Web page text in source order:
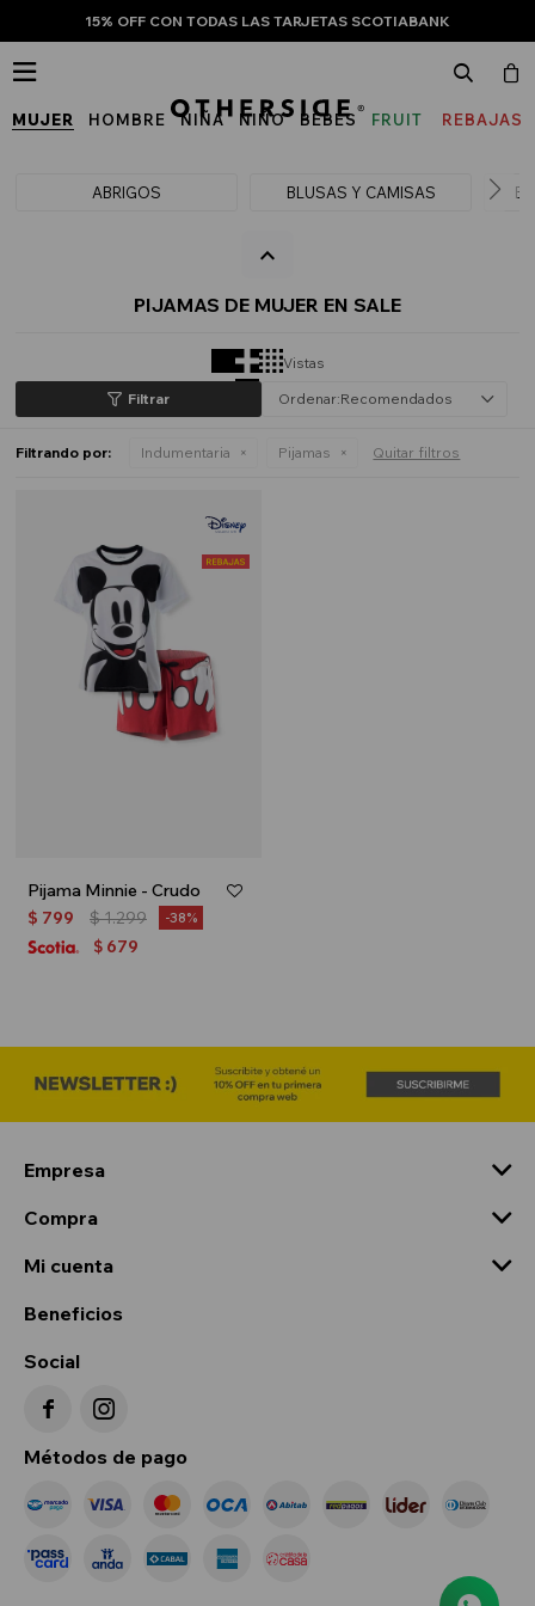
15% OFF CON TODAS LAS TARJETAS SCOTIABANK
MUJER HOMBRE NIÑA NIÑO BEBÉS
FRUIT
THE
REBAJAS

ABRIGOS BLUSAS Y CAMISAS
PIJAMAS DE MUJER EN SALE
Vistas
Recomendados
Filtrando por: Indumentaria Pijamas Quitar filtros
Pijama Minnie - Crudo
$ 799 $1.299 38
$ 679
Empresa
Compra
Mi cuenta
Beneficios
Social
 
Métodos de pago